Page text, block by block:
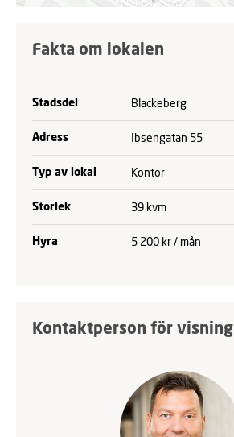
Fakta om lokalen
Stadsdel Blackeberg
Adress Ibsengatan 55
Typ av lokal Kontor
Storlek 39 kvm
Hyra 5 200 kr / mån
Kontaktperson för visning